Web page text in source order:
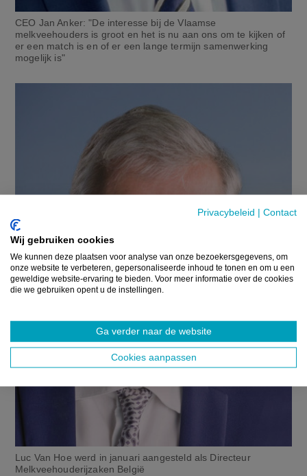
Privacybeleid | Contact
Wij gebruiken cookies
We kunnen deze plaatsen voor analyse van onze bezoekersgegevens, om
onze website te verbeteren, gepersonaliseerde inhoud te tonen en om u een
geweldige website-ervaring te bieden. Voor meer informatie over de cookies
die we gebruiken opent u de instellingen.
Ga verder naar de website
Cookies aanpassen
CEO Jan Anker: "De interesse bij de Vlaamse
melkveehouders is groot en het is nu aan ons om te kijken of
er een match is en of er een lange termijn samenwerking
mogelijk is"
Luc Van Hoe werd in januari aangesteld als Directeur
Melkveehouderijzaken België